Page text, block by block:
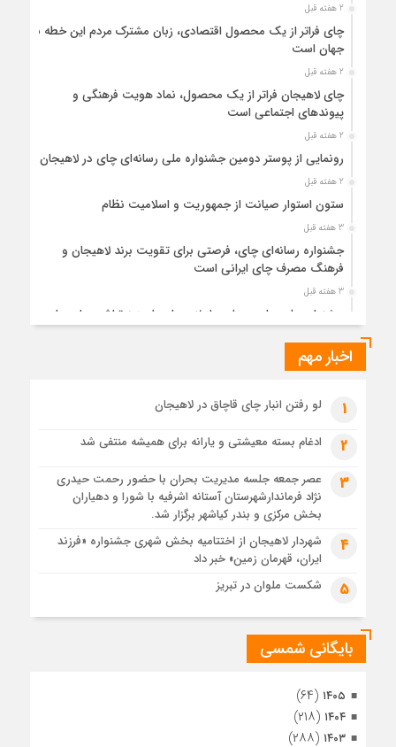
2 هفته قبل
چای فراتر از یک محصول اقتصادی، زبان مشترک مردم این خطه با
جهان است
2 هفته قبل
چای لاهیجان فراتر از یک محصول، نماد هویت فرهنگی و
پیوندهای اجتماعی است
2 هفته قبل
رونمایی از پوستر دومین جشنواره ملی رسانه‌ای چای در لاهیجان
2 هفته قبل
ستون استوار صیانت از جمهوریت و اسلامیت نظام
3 هفته قبل
جشنواره رسانه‌ای چای، فرصتی برای تقویت برند لاهیجان و
فرهنگ مصرف چای ایرانی است
3 هفته قبل
جشنواره ملی چای، حمایت از لاهیجان یا هزینه‌تراشی برای چای
3 هفته قبل
3 هفته قبل
رئوف
تصاویر هوایی مراسم تشییع پیکر مطهر آقای شهید ایران – مشهد
مراسم تشییع پیکر مطهر آقای شهید ایران – مشهد
تصاویری از تراکم جمعیت حاضر در میدان ثورهالعشرین نجف
اشرف
اخبار مهم
1 لو رفتن انبار چای قاچاق در لاهیجان
2 ادغام بسته معیشتی و یارانه برای همیشه منتفی شد
3
عصر جمعه جلسه مدیریت بحران با حضور رحمت حیدری
نژاد فرماندارشهرستان آستانه اشرفیه با شورا و دهیاران
بخش مرکزی و بندر کیاشهر برگزار شد.
4
شهردار لاهیجان از اختتامیه بخش شهری جشنواره «فرزند
ایران، قهرمان زمین» خبر داد
5 شکست ملوان در تبریز
بایگانی شمسی
۱۴۰۵ (۶۴)
۱۴۰۴ (۲۱۸)
۱۴۰۳ (۲۸۸)